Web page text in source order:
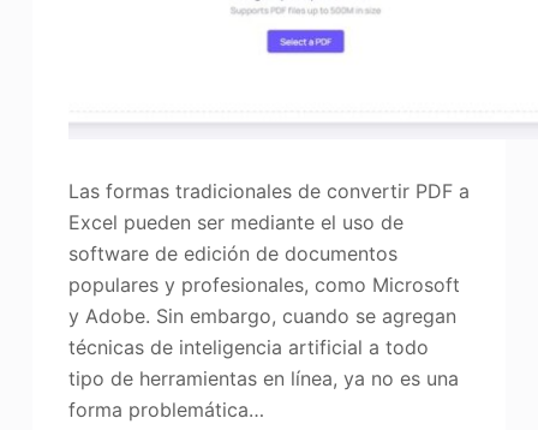
Las formas tradicionales de convertir PDF a
Excel pueden ser mediante el uso de
software de edición de documentos
populares y profesionales, como Microsoft
y Adobe. Sin embargo, cuando se agregan
técnicas de inteligencia artificial a todo
tipo de herramientas en línea, ya no es una
forma problemática…